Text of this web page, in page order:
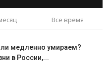
Все время
медленно умираем?
в России,...